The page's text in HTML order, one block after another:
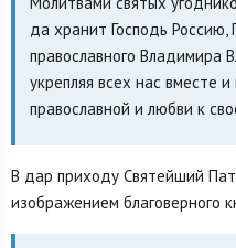
да хранит Господь
православного Владимира
укрепляя всех нас вместе
православной и любви к
В дар приходу Святейший
изображением благоверного